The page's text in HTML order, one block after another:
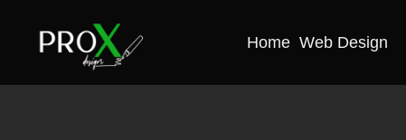
Home Web Design